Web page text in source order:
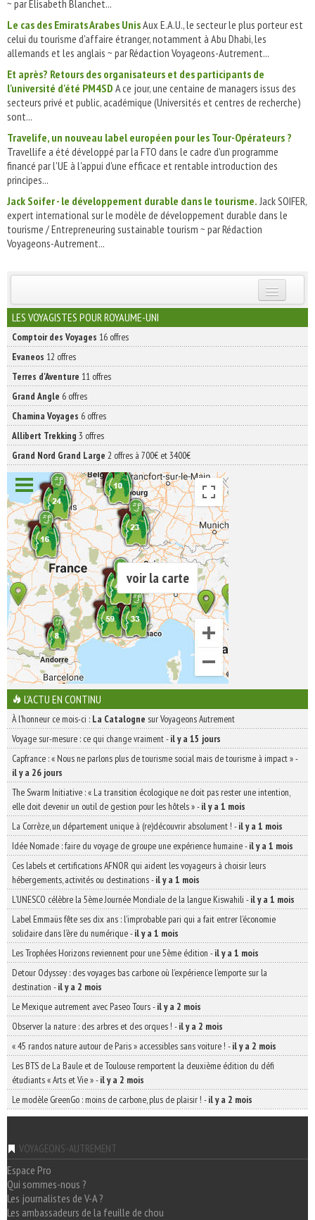
~ par Elisabeth Blanchet...
Le cas des Emirats Arabes UnisAux E.A.U., le secteur le plus porteur est
celui du tourisme d'affaire étranger, notamment à Abu Dhabi, les
allemands et les anglais ~ par Rédaction Voyageons-Autrement...
Et après? Retours des organisateurs et des participants de
l'université d'été PM4SD A ce jour, une centaine de managers issus des
secteurs privé et public, académique (Universités et centres de recherche)
sont...
Travelife, un nouveau label européen pour les Tour-Opérateurs ?
Travellife a été développé par la FTO dans le cadre d'un programme
financé par l'UE à l'appui d'une efficace et rentable introduction des
principes...
Jack Soifer - le développement durable dans le tourisme. Jack SOIFER,
expert international sur le modèle de développement durable dans le
tourisme / Entrepreneuring sustainable tourism ~ par Rédaction
Voyageons-Autrement...
INSCRIVEZ-VOUS | ABONNEZ-VOUS
LES VOYAGISTES POUR ROYAUME-UNI
Comptoir des Voyages 16 offres
Evaneos 12 offres
Terres d'Aventure 11 offres
Grand Angle 6 offres
Chamina Voyages 6 offres
Allibert Trekking 3 offres
Grand Nord Grand Large 2 offres à 700€ et 3400€
voir la carte
L'ACTU EN CONTINU
À l'honneur ce mois-ci : La Catalogne sur Voyageons Autrement
Voyage sur-mesure : ce qui change vraiment-il y a 15 jours
Capfrance : « Nous ne parlons plus de tourisme social mais de tourisme à impact »-
il y a 26 jours
The Swarm Initiative : « La transition écologique ne doit pas rester une intention,
elle doit devenir un outil de gestion pour les hôtels »-il y a 1 mois
La Corrèze, un département unique à (re)découvrir absolument ! -il y a 1 mois
Idée Nomade : faire du voyage de groupe une expérience humaine-il y a 1 mois
Ces labels et certifications AFNOR qui aident les voyageurs à choisir leurs
hébergements, activités ou destinations-il y a 1 mois
L’UNESCO célèbre la 5ème Journée Mondiale de la langue Kiswahili -il y a 1 mois
Label Emmaüs fête ses dix ans : l’improbable pari qui a fait entrer l’économie
solidaire dans l’ère du numérique-il y a 1 mois
Les Trophées Horizons reviennent pour une 5ème édition -il y a 1 mois
Detour Odyssey : des voyages bas carbone où l’expérience l’emporte sur la
destination -il y a 2 mois
Le Mexique autrement avec Paseo Tours-il y a 2 mois
Observer la nature : des arbres et des orques ! -il y a 2 mois
« 45 randos nature autour de Paris » accessibles sans voiture ! -il y a 2 mois
Les BTS de La Baule et de Toulouse remportent la deuxième édition du défi
étudiants « Arts et Vie »-il y a 2 mois
Le modèle GreenGo : moins de carbone, plus de plaisir ! -il y a 2 mois
VOYAGEONS-AUTREMENT
Espace Pro
Qui sommes-nous ?
Les journalistes de V-A ?
Les ambassadeurs de la feuille de chou